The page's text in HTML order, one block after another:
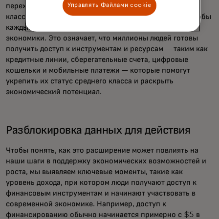
переходном периоде, либо уже доминирует средний
класс, мы должны воспользоваться возможностью, чтобы
каждый получил доступ к преимуществам цифровой
экономики. Это означает, что миллионы людей готовы
получить доступ к инструментам и ресурсам — таким как
кредитные линии, сберегательные счета, цифровые
кошельки и мобильные платежи — которые помогут
укрепить их статус среднего класса и раскрыть
экономический потенциал.
Разблокировка данных для действия
Чтобы понять, как это расширение может повлиять на
наши шаги в поддержку экономических возможностей и
роста, мы выявляем ключевые моменты, такие как
уровень дохода, при котором люди получают доступ к
финансовым инструментам и начинают участвовать в
современной экономике. Например, доступ к
финансированию обычно начинается примерно с $5 в
Управлять Файлами cookie